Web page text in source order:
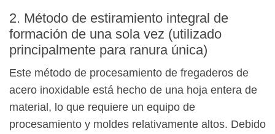
2. Método de estiramiento integral de
formación de una sola vez (utilizado
principalmente para ranura única)
Este método de procesamiento de fregaderos de
acero inoxidable está hecho de una hoja entera de
material, lo que requiere un equipo de
procesamiento y moldes relativamente altos. Debido